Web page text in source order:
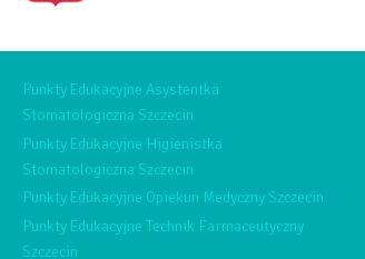
Punkty Edukacyjne Asystentka
Stomatologiczna Szczecin
Punkty Edukacyjne Higienistka
Stomatologiczna Szczecin
Punkty Edukacyjne Opiekun Medyczny Szczecin
Punkty Edukacyjne Technik Farmaceutyczny
Szczecin